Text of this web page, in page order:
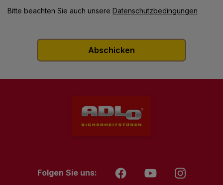
Bitte beachten Sie auch unsere Datenschutzbedingungen
Folgen Sie uns: